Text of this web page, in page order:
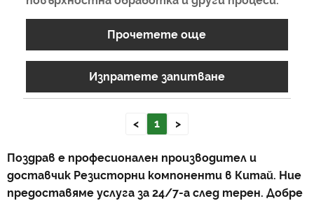
Прочетете още
Изпратете запитване
< 1 >
Поздрав е професионален производител и
доставчик Резисторни компоненти в Китай. Ние
предоставяме услуга за 24/7-а след терен. Добре